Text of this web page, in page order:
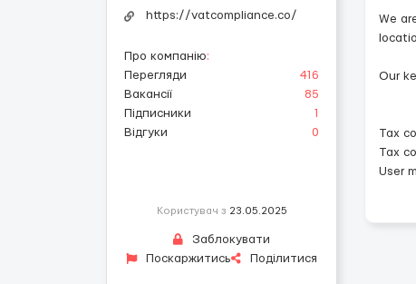
https://vatcompliance.co/
Про компанію:
Перегляди
416
Вакансії
85
Підписники
1
Відгуки
0
Користувач з 23.05.2025
Заблокувати
Поскаржитись
Поділитися
We
Our
Tax
Tax
User